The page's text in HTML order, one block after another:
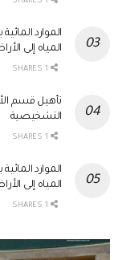
الموارد
المياه إلى
تأهيل قسم
التشخيصية
الموارد
المياه إلى